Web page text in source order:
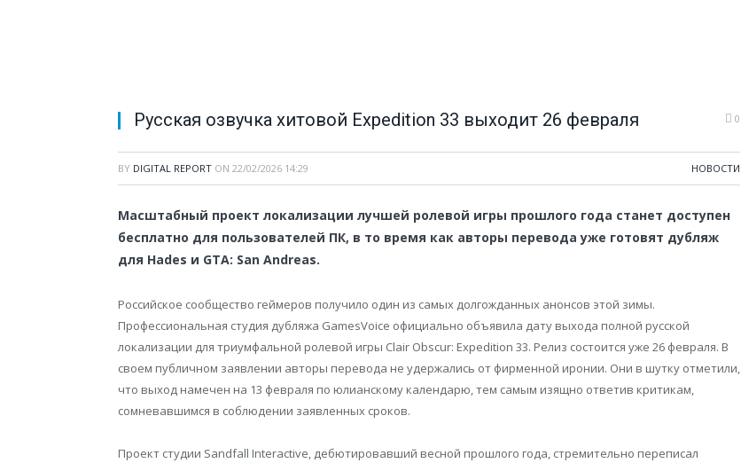
Русская озвучка хитовой Expedition 33 выходит 26 февраля 0
BY DIGITAL REPORT ON 22/02/2026 14:29 НОВОСТИ
Масштабный проект локализации лучшей ролевой игры прошлого года станет доступен
бесплатно для пользователей ПК, в то время как авторы перевода уже готовят дубляж
для Hades и GTA: San Andreas.
Российское сообщество геймеров получило один из самых долгожданных анонсов этой зимы.
Профессиональная студия дубляжа GamesVoice официально объявила дату выхода полной русской
локализации для триумфальной ролевой игры Clair Obscur: Expedition 33. Релиз состоится уже 26 февраля. В
своем публичном заявлении авторы перевода не удержались от фирменной иронии. Они в шутку отметили,
что выход намечен на 13 февраля по юлианскому календарю, тем самым изящно ответив критикам,
сомневавшимся в соблюдении заявленных сроков.
Проект студии Sandfall Interactive, дебютировавший весной прошлого года, стремительно переписал